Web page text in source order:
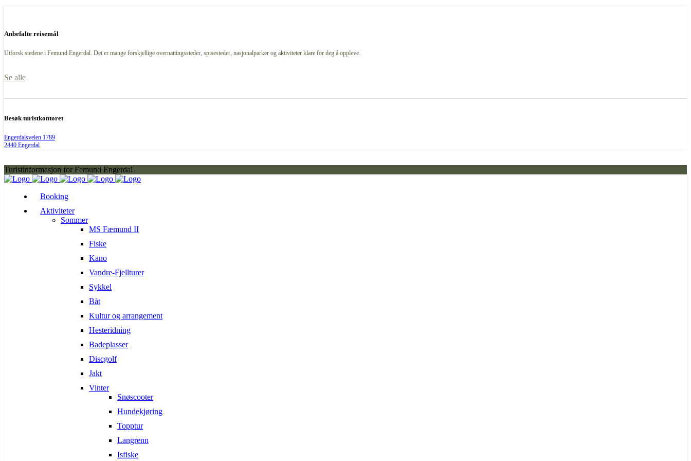
Anbefalte reisemål
Utforsk stedene i Femund Engerdal. Det er mange forskjellige overnattingssteder, spisesteder, nasjonalparker og aktiviteter klare for deg å oppleve.
Se alle
Besøk turistkontoret
Engerdalsveien 1789
2440 Engerdal
Turistinformasjon for Femund Engerdal
Booking
Aktiviteter
Sommer
MS Fæmund II
Fiske
Kano
Vandre-Fjellturer
Sykkel
Båt
Kultur og arrangement
Hesteridning
Badeplasser
Discgolf
Jakt
Vinter
Snøscooter
Hundekjøring
Topptur
Langrenn
Isfiske